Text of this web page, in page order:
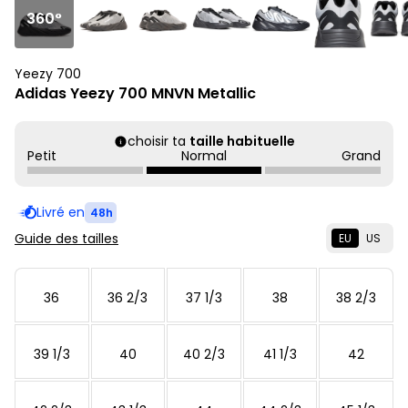
360°
Yeezy 700
Adidas Yeezy 700 MNVN Metallic
choisir ta taille habituelle
Petit
Normal Grand
Livré en 48h
Guide des tailles EU US
36 36 2/3 37 1/3 38 38 2/3
39 1/3 40 40 2/3 41 1/3 42